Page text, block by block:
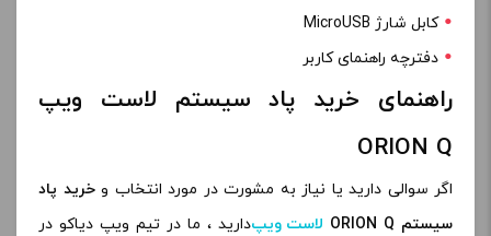
کابل شارژ MicroUSB
دفترچه راهنمای کاربر
راهنمای خرید پاد سیستم لاست ویپ
ORION Q
اگر سوالی دارید یا نیاز به مشورت در مورد انتخاب وخرید پاد
سیستم ORION Q
لاست ویپدارید ، ما در تیم ویپ دیاکو در